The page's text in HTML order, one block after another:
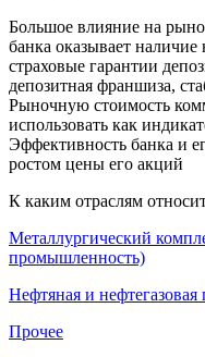
Большое влияние на
банка оказывает
страховые гарантии
депозитная франшиза,
Рыночную стоимость
использовать как
Эффективность банка и
ростом цены его акций
К каким отраслям
Металлургический
промышленность)
Нефтяная и
Прочее